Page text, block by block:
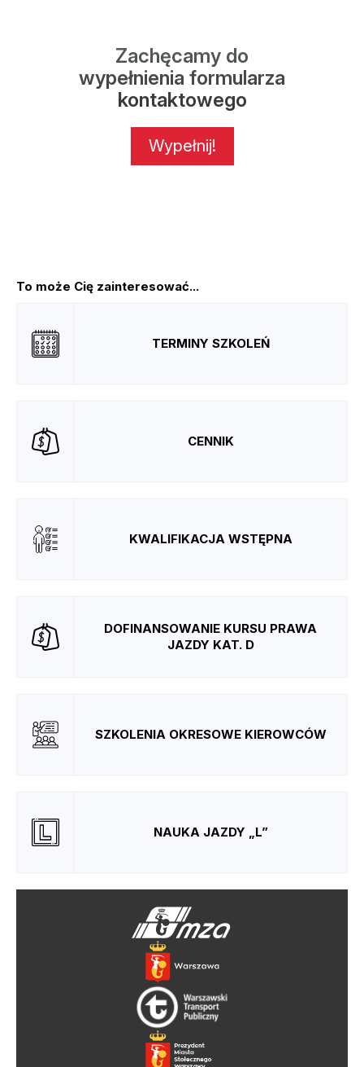
Zachęcamy do
wypełnienia formularza
kontaktowego
Wypełnij!
To może Cię zainteresować...
TERMINY SZKOLEŃ
CENNIK
KWALIFIKACJA WSTĘPNA
DOFINANSOWANIE KURSU PRAWA
JAZDY KAT. D
SZKOLENIA OKRESOWE KIEROWCÓW
NAUKA JAZDY „L”